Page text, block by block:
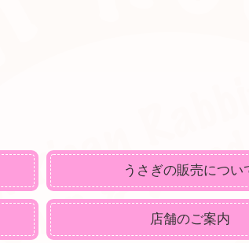
うさぎの販売につい
店舗のご案内